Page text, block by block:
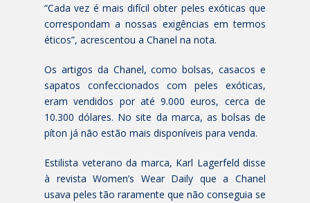
“Cada vez é mais difícil obter peles exóticas que
correspondam a nossas exigências em termos
éticos”, acrescentou a Chanel na nota.
Os artigos da Chanel, como bolsas, casacos e
sapatos confeccionados com peles exóticas,
eram vendidos por até 9.000 euros, cerca de
10.300 dólares. No site da marca, as bolsas de
píton já não estão mais disponíveis para venda.
Estilista veterano da marca, Karl Lagerfeld disse
à revista Women’s Wear Daily que a Chanel
usava peles tão raramente que não conseguia se